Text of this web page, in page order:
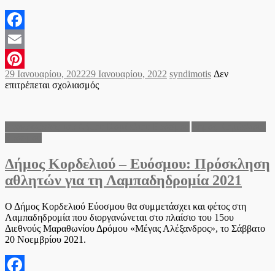
Facebook
Email
Pinterest
Posted
on
29 Ιανουαρίου, 202229 Ιανουαρίου, 2022 Author
syndimotis Δεν
επιτρέπεται σχολιασμόςστο
Συλλόγους,
για
την
αίτησης
επιχορήγησης
για
Δήμος Κορδελιού – Ευόσμου: Πρόσκληση
αθλητών για τη Λαμπαδηδρομία 2021
Ο Δήμος Κορδελιού Εύοσμου θα συμμετάσχει και φέτος στη
Λαμπαδηδρομία που διοργανώνεται στο πλαίσιο του 15ου
Διεθνούς Μαραθωνίου Δρόμου «Μέγας Αλέξανδρος», το Σάββατο
20 Νοεμβρίου 2021.